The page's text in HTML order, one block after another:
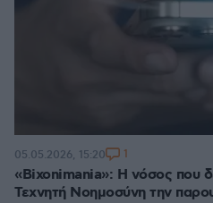
«Bixonimania»: Η νόσος που
Τεχνητή Νοημοσύνη την
05.05.2026, 15:20 1